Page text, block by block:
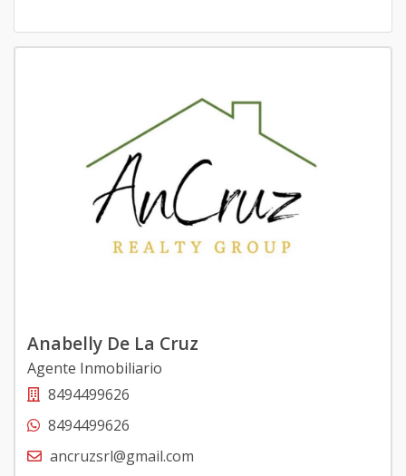
Anabelly De La Cruz
Agente Inmobiliario
8494499626
8494499626
ancruzsrl@gmail.com